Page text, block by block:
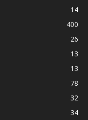
14
400
26
13
13
78
32
34